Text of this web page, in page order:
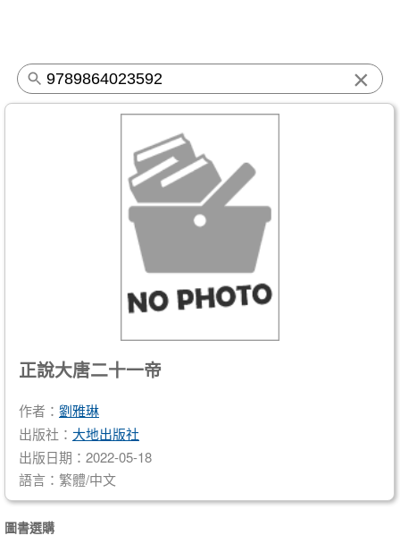
×
正說大唐二十一帝
作者： 劉雅琳
出版社： 大地出版社
出版日期：2022-05-18
語言：繁體/中文
圖書選購